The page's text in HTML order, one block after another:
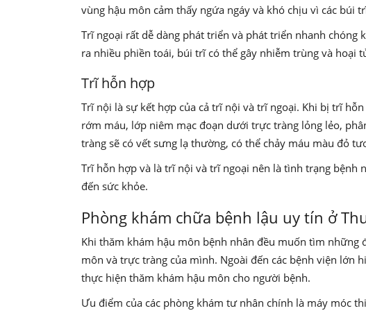
vùng hậu môn cảm thấy ngứa ngáy và khó chịu vì các búi
Trĩ ngoại rất dễ dàng phát triển và phát triển nhanh
ra nhiều phiền toái, búi trĩ có thể gây nhiễm trùng và hoại
Trĩ hỗn hợp
Trĩ nội là sự kết hợp của cả trĩ nội và trĩ ngoại. Khi bị trĩ
rớm máu, lớp niêm mạc đoạn dưới trực tràng lỏng lẻo,
tràng sẽ có vết sưng lạ thường, có thể chảy máu màu đỏ
Trĩ hỗn hợp và là trĩ nội và trĩ ngoại nên là tình trạng
đến sức khỏe.
Phòng khám chữa bệnh lậu uy tín ở
Khi thăm khám hậu môn bệnh nhân đều muốn tìm những
môn và trực tràng của mình. Ngoài đến các bệnh viện lớn
thực hiện thăm khám hậu môn cho người bệnh.
Ưu điểm của các phòng khám tư nhân chính là máy móc